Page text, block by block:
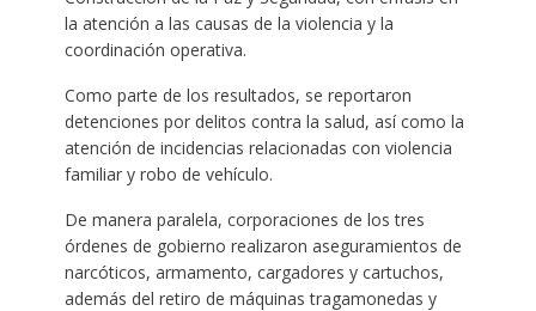
la atención a las causas de la violencia y la
coordinación operativa.
Como parte de los resultados, se reportaron
detenciones por delitos contra la salud, así como la
atención de incidencias relacionadas con violencia
familiar y robo de vehículo.
De manera paralela, corporaciones de los tres
órdenes de gobierno realizaron aseguramientos de
narcóticos, armamento, cargadores y cartuchos,
además del retiro de máquinas tragamonedas y